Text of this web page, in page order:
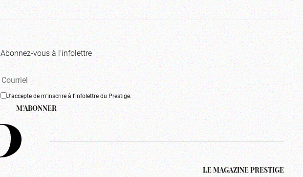
Abonnez-vous à l'infolettre
J'accepte de m'inscrire à l'infolettre du Prestige.
M'ABONNER
LE MAGAZINE PRESTIGE